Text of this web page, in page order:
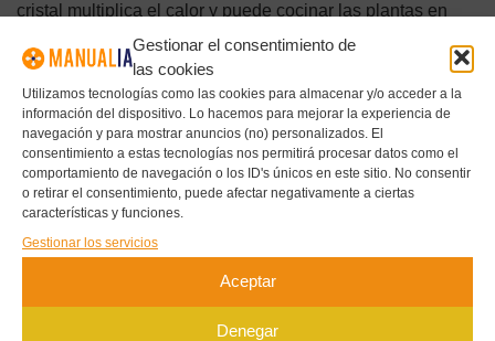
Gestionar el consentimiento de
las cookies
Utilizamos tecnologías como las cookies para almacenar y/o acceder a la
información del dispositivo. Lo hacemos para mejorar la experiencia de
navegación y para mostrar anuncios (no) personalizados. El
consentimiento a estas tecnologías nos permitirá procesar datos como el
comportamiento de navegación o los ID's únicos en este sitio. No consentir
o retirar el consentimiento, puede afectar negativamente a ciertas
características y funciones.
Gestionar los servicios
Aceptar
Denegar
cristal multiplica el calor y puede cocinar las plantas en
pocas horas. El alféizar interior de una ventana orientada
al norte o un mueble cercano a una ventana grande son
ubicaciones ideales. La temperatura debe mantenerse
entre 18 y 26 °C; el frío extremo o las corrientes detienen el
crecimiento. El riego es la clave: en terrarios cerrados,
riega solo cuando el cristal deje de empañarse y la tierra
se vea claramente seca, lo que suele ocurrir cada 4-6
meses. En terrarios abiertos con suculentas, pulveriza
para evitar focos de pudrición y poda con tijeras pequeñas